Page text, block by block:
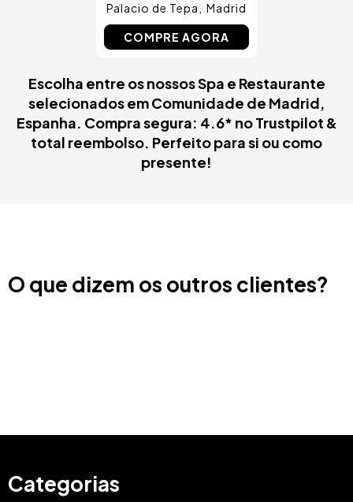
Palacio de Tepa
Madrid
COMPRE AGORA
Escolha entre os nossos Spa e Restaurante
selecionados em Comunidade de Madrid,
Espanha. Compra segura: 4.6* no Trustpilot &
total reembolso. Perfeito para si ou como
presente!
O que dizem os outros clientes?
Categorias